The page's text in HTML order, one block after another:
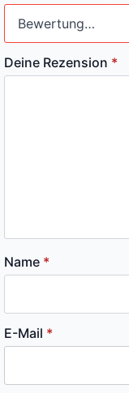
Deine Rezension *
Name *
E-Mail *